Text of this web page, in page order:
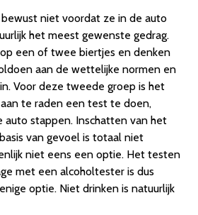
niet voordat ze in de auto
het meest gewenste gedrag.
een of twee biertjes en denken
aan de wettelijke normen en
Voor deze tweede groep is het
te raden een test te doen,
auto stappen. Inschatten van het
van gevoel is totaal niet
niet eens een optie. Het testen
met een alcoholtester is dus
optie. Niet drinken is natuurlijk